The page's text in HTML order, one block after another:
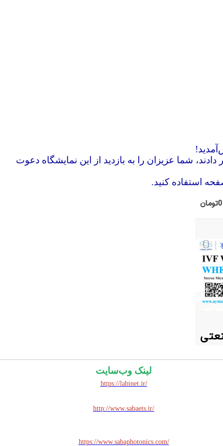
شما عزیزان را به بازدید از این نمایشگاه دعوت
استفاده کنید.
لینک وب‌سایت
https://labinet.ir/
http://www.sabaets.ir/
https://www.sabaphotonics.com/